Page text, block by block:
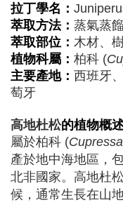
拉丁學名：
萃取方法： 蒸氣蒸
萃取部位： 木材、
植物科屬： 柏科 (
主要產地： 西班牙
萄牙
高地杜松的植物概述
屬於柏科 (
產於地中海地區，
北非國家。高地杜
候，通常生長在山